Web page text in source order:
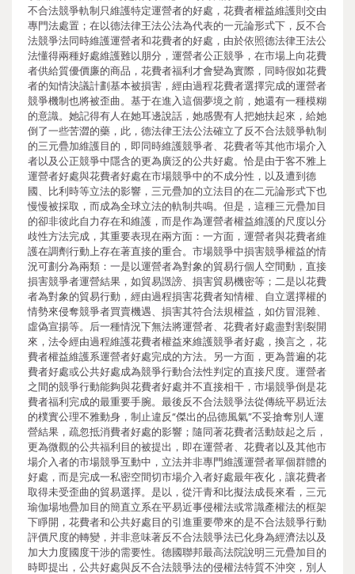
不合法競爭軌制只維護特定運營者的好處，花費者權益維護則交由
專門法處置；在以德法律王法公法為代表的一元論形式下，反不合
法競爭法同時維護運營者和花費者的好處，由於依照德法律王法公
法懂得兩種好處維護難以朋分，運營者公正競爭，在市場上向花費
者供給質優價廉的商品，花費者福利才會變為實際，同時假如花費
者的知情決議計劃基本被損害，經由過程花費者選擇完成的運營者
競爭機制也將被歪曲。基于在進入這個夢境之前，她還有一種模糊
的意識。她記得有人在她耳邊說話，她感覺有人把她扶起來，給她
倒了一些苦澀的藥，此，德法律王法公法確立了反不合法競爭軌制
的三元疊加維護目的，即同時維護競爭者、花費者等其他市場介入
者以及公正競爭中隱含的更為廣泛的公共好處。恰是由于客不雅上
運營者好處與花費者好處在市場競爭中的不成分性，以及遭到德
國、比利時等立法的影響，三元疊加的立法目的在二元論形式下也
慢慢被採取，而成為全球立法的軌制共鳴。但是，這種三元疊加目
的卻非彼此自力存在和維護，而是作為運營者權益維護的尺度以分
歧性方法完成，其重要表現在兩方面：一方面，運營者與花費者維
護在調劑行動上存在著直接的重合。市場競爭中損害競爭權益的情
況可劃分為兩類：一是以運營者為對象的貿易行個人空間動，直接
損害競爭者運營結果，如貿易譭謗、損害貿易機密等；二是以花費
者為對象的貿易行動，經由過程損害花費者知情權、自立選擇權的
情勢來侵奪競爭者買賣機遇、損害其符合法規權益，如仿冒混雜、
虛偽宣揚等。后一種情況下無法將運營者、花費者好處盡對割裂開
來，法令經由過程維護花費者權益來維護競爭者好處，換言之，花
費者權益維護系運營者好處完成的方法。另一方面，更為普遍的花
費者好處或公共好處成為競爭行動合法性判定的直接尺度。運營者
之間的競爭行動能夠與花費者好處并不直接相干，市場競爭倒是花
費者福利完成的最重要手腕。最後反不合法競爭法從傳統平易近法
的樸實公理不雅動身，制止違反“傑出的品德風氣”不妥搶奪別人運
營結果，疏忽抵消費者好處的影響；隨同著花費者活動鼓起之后，
更為微觀的公共福利目的被提出，即在運營者、花費者以及其他市
場介入者的市場競爭互動中，立法并非專門維護運營者單個群體的
好處，而是完成一私密空間切市場介入者好處最年夜化，讓花費者
取得未受歪曲的貿易選擇。是以，從汗青和比擬法成長來看，三元
瑜伽場地疊加目的簡直立系在平易近事侵權法或常識產權法的框架
下睜開，花費者和公共好處目的引進重要帶來的是不合法競爭行動
評價尺度的轉變，并非意味著反不合法競爭法已化身為經濟法以及
加大力度國度干涉的需要性。德國聯邦最高法院說明三元疊加目的
時即提出，公共好處與反不合法競爭法的侵權法特質不沖突，別人